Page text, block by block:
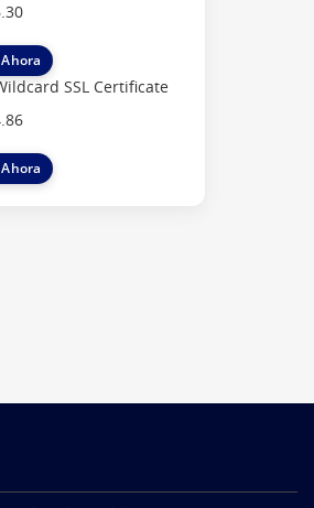
SSL Certificate